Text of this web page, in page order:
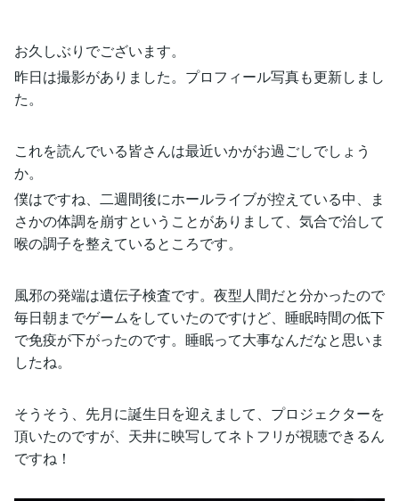
お久しぶりでございます。
昨日は撮影がありました。プロフィール写真も更新しまし
た。
これを読んでいる皆さんは最近いかがお過ごしでしょう
か。
僕はですね、二週間後にホールライブが控えている中、ま
さかの体調を崩すということがありまして、気合で治して
喉の調子を整えているところです。
風邪の発端は遺伝子検査です。夜型人間だと分かったので
毎日朝までゲームをしていたのですけど、睡眠時間の低下
で免疫が下がったのです。睡眠って大事なんだなと思いま
したね。
そうそう、先月に誕生日を迎えまして、プロジェクターを
頂いたのですが、天井に映写してネトフリが視聴できるん
ですね！